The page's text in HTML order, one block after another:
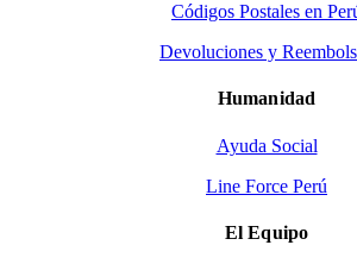
Códigos Postales en
Devoluciones y
Humanidad
Ayuda Social
Line Force Perú
El Equipo